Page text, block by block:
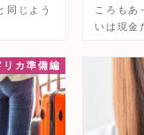
同じよう
ころもあ
いは現
リカ準備編